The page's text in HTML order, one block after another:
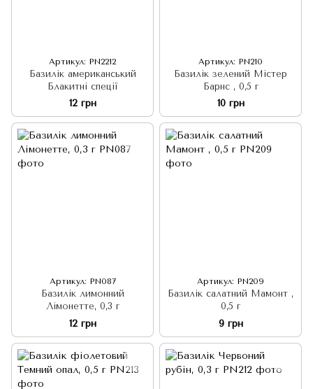
Артикул: PN2212
Базилік американський
Блакитні спеції
12 грн
Артикул: PN210
Базилік зелений Містер
Барнс , 0,5 г
10 грн
Артикул: PN087
Базилік лимонний
Лімонетте, 0,3 г
12 грн
Артикул: PN209
Базилік салатний Мамонт ,
0,5 г
9 грн